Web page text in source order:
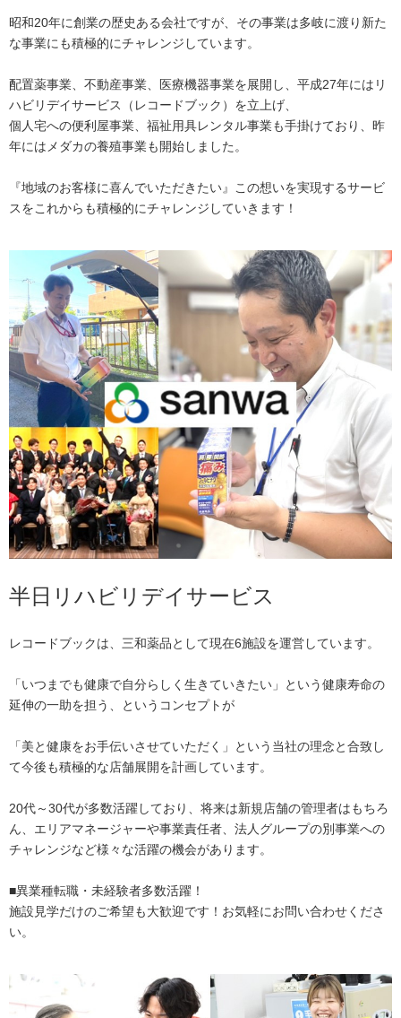
昭和20年に創業の歴史ある会社ですが、その事業は多岐に渡り新た
な事業にも積極的にチャレンジしています。
配置薬事業、不動産事業、医療機器事業を展開し、平成27年にはリ
ハビリデイサービス（レコードブック）を立上げ、
個人宅への便利屋事業、福祉用具レンタル事業も手掛けており、昨
年にはメダカの養殖事業も開始しました。
『地域のお客様に喜んでいただきたい』この想いを実現するサービ
スをこれからも積極的にチャレンジしていきます！
半日リハビリデイサービス
レコードブックは、三和薬品として現在6施設を運営しています。
「いつまでも健康で自分らしく生きていきたい」という健康寿命の
延伸の一助を担う、というコンセプトが
「美と健康をお手伝いさせていただく」という当社の理念と合致し
て今後も積極的な店舗展開を計画しています。
20代～30代が多数活躍しており、将来は新規店舗の管理者はもちろ
ん、エリアマネージャーや事業責任者、法人グループの別事業への
チャレンジなど様々な活躍の機会があります。
■異業種転職・未経験者多数活躍！
施設見学だけのご希望も大歓迎です！お気軽にお問い合わせくださ
い。